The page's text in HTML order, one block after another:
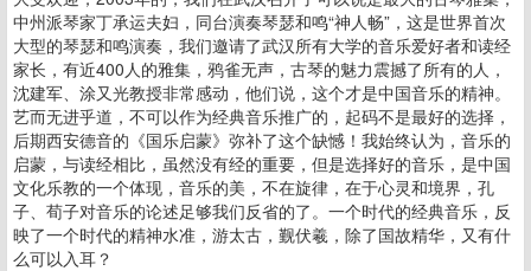
中州派琴家丁承运夫妇，同台演奏琴瑟和鸣“神人畅”，这是世界首次
大型的琴瑟和鸣演奏，我们邀请了武汉所有大学的音乐爱好者和读经
家长，有近400人的雅集，鸦雀无声，古琴的魅力震撼了所有的人，
沈建军、涂又光教授非常感动，他们说，这个才是中国音乐的精神。
艺而无进乎道，不可以作为经典音乐推广的，起码不是最好的选择，
后期西安德音的《国乐启蒙》弥补了这个缺憾！我始终认为，音乐的
启蒙，与读经相比，虽然没有经的重要，但是选择好的音乐，是中国
文化乐教的一个体现，音乐的美，不在旋律，在于心灵和境界，孔
子、荀子对音乐的论述足够我们反省的了。一个时代的经典音乐，反
映了一个时代的精神水准，游太古，觐伏羲，除了国故精华，又有什
么可以入耳？